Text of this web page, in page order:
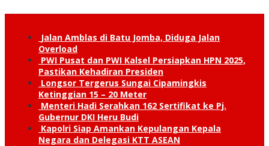
Jalan Amblas di Batu Jomba, Diduga Jalan
Overload
PWI Pusat dan PWI Kalsel Persiapkan HPN 2025,
Pastikan Kehadiran Presiden
Longsor Tergerus Sungai Cipamingkis
Ketinggian 15 – 20 Meter
Menteri Hadi Serahkan 162 Sertifikat ke Pj.
Gubernur DKI Heru Budi
Kapolri Siap Amankan Kepulangan Kepala
Negara dan Delegasi KTT ASEAN